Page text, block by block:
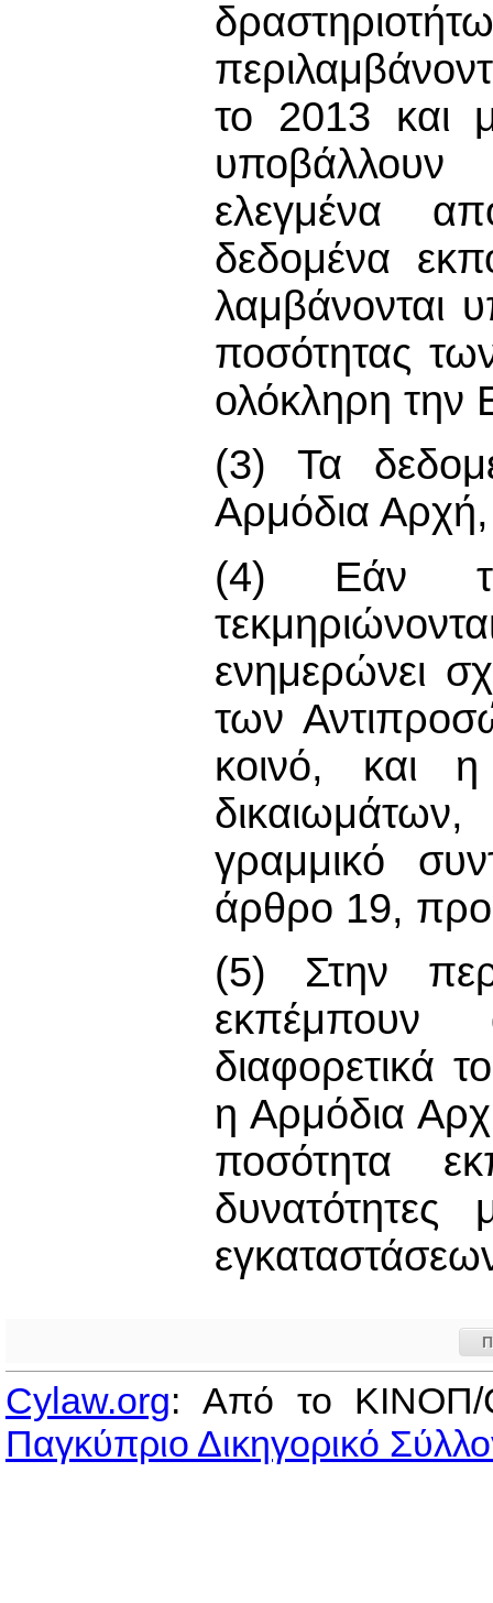
το 2013 και
υποβάλλουν
ελεγμένα
δεδομένα
λαμβάνονται
ποσότητας
ολόκληρη
(3) Τα
Αρμόδια
(4) Εάν τα
ενημερώνει
των
κοινό, και
γραμμικό
άρθρο 19,
(5) Στην
εκπέμπουν
διαφορετικά
η Αρμόδια
ποσότητα
Cylaw.org: Από το
Παγκύπριο Δικηγορικό